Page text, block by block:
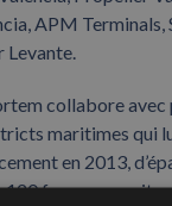
APM Terminals,
Levante.
collabore avec
maritimes qui
en 2013,
femmes en